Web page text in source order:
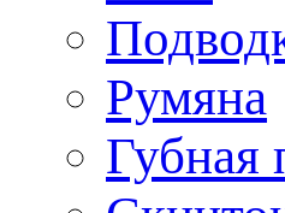
Румяна
Губная